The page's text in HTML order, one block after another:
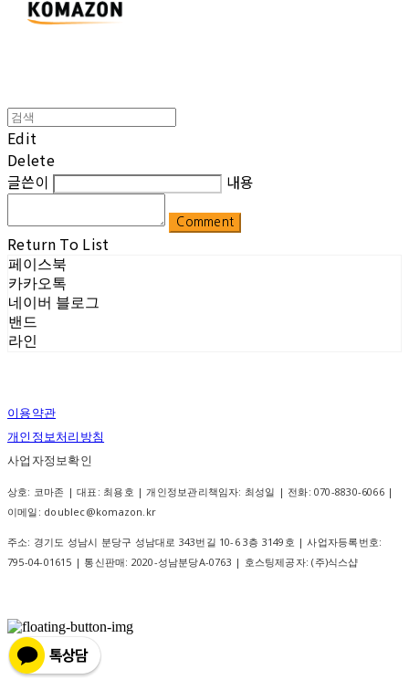
Edit
Delete
글쓴이
내용
Comment
Return To List
페이스북
카카오톡
네이버 블로그
밴드
라인
이용약관
개인정보처리방침
사업자정보확인
상호: 코마존 | 대표: 최용호 | 개인정보관리책임자: 최성일 | 전화: 070-8830-6066 |
이메일: doublec@komazon.kr
주소: 경기도 성남시 분당구 성남대로 343번길 10-6 3층 3149호 | 사업자등록번호:
795-04-01615 | 통신판매: 2020-성남분당A-0763 | 호스팅제공자: (주)식스샵